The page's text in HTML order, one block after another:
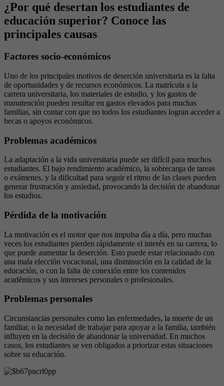
¿Por qué desertan los estudiantes de
educación superior? Conoce las
principales causas
Factores socio-económicos
Uno de los principales motivos de deserción universitaria es la falta
de oportunidades y de recursos económicos. La matrícula a la
carrera universitaria, los materiales de estudio, y los gastos de
manutención pueden resultar en gastos elevados para muchas
familias, sin contar con que no todos los estudiantes logran acceder a
becas o apoyos económicos.
Problemas académicos
La adaptación a la vida universitaria puede ser difícil para muchos
estudiantes. El bajo rendimiento académico, la sobrecarga de tareas
o exámenes, y la dificultad para seguir el ritmo de las clases pueden
generar frustración y ansiedad, provocando la decisión de abandonar
los estudios.
Pérdida de la motivación
La motivación es el motor que nos impulsa día a día, pero muchas
veces los estudiantes pierden rápidamente el interés en su carrera, lo
que puede aumentar la deserción. Esto puede estar relacionado con
una mala elección vocacional, una disminución en la calidad de la
educación, o con la falta de conexión entre los contenidos
académicos y sus intereses personales o profesionales.
Problemas personales
Circunstancias personales como las enfermedades, la muerte de un
familiar, o la necesidad de trabajar para apoyar a la familia, también
influyen en la decisión de abandonar la universidad. En muchos
casos, los estudiantes se ven obligados a priorizar estas situaciones
sobre su educación.